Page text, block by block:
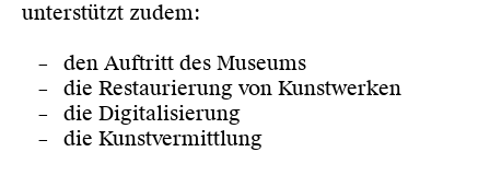
unterstützt zudem:
den Auftritt des Museums
die Restaurierung von Kunstwerken
die Digitalisierung
die Kunstvermittlung